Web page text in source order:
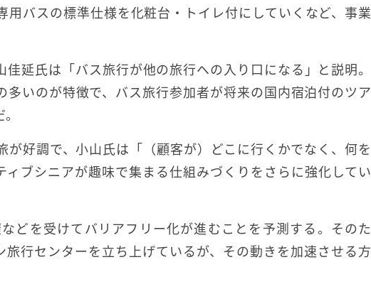
バスの標準仕様を化粧台・トイレ付にしていくなど、事業
延氏は「バス旅行が他の旅行への入り口になる」と説明。
いのが特徴で、バス旅行参加者が将来の国内宿泊付のツア
好調で、小山氏は「（顧客が）どこに行くかでなく、何を
ブシニアが趣味で集まる仕組みづくりをさらに強化してい
どを受けてバリアフリー化が進むことを予測する。そのた
行センターを立ち上げているが、その動きを加速させる方